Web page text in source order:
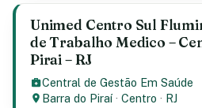
Unimed Centro Sul
de Trabalho Medico –
Pirai – RJ
Central de Gestão Em Saúde
Barra do Piraí ·Centro · RJ